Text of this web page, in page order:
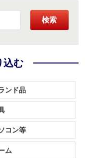
検索
込む
ンド品
コン等
ム